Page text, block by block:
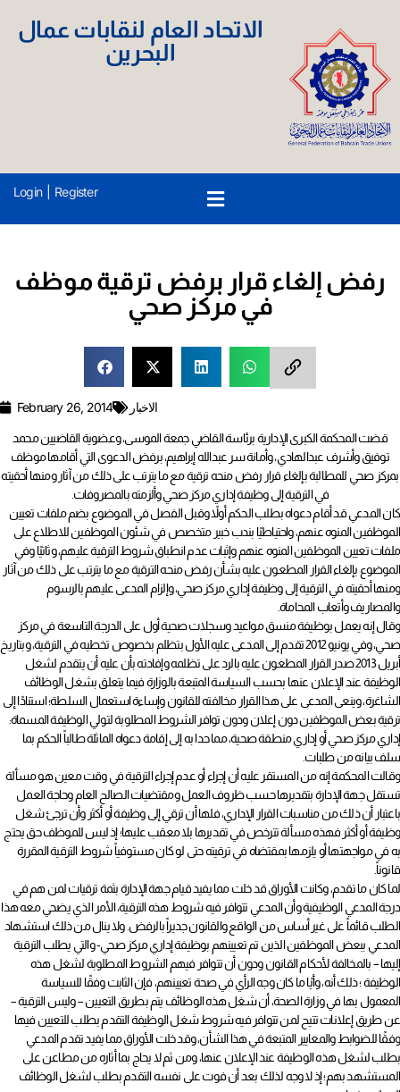
الاتحاد العام لنقابات عمال
البحرين
Login Register
رفض إلغاء قرار برفض ترقية موظف
في مركز صحي
February 26, 2014 الاخبار
قضت المحكمة الكبرى الإدارية برئاسة القاضي جمعة الموسى، وعضوية القاضيين محمد
توفيق وأشرف عبدالهادي، وأمانة سر عبدالله إبراهيم، برفض الدعوى التي أقامها موظف
بمركز صحي للمطالبة بإلغاء قرار رفض منحه ترقية مع ما يترتب على ذلك من آثار ومنها أحقيته
في الترقية إلى وظيفة إداري مركز صحي وألزمته بالمصروفات.
كان المدعي قد أقام دعواه بطلب الحكم أولاً وقبل الفصل في الموضوع بضم ملفات تعيين
الموظفين المنوه عنهم، واحتياطيًا بندب خبير متخصص في شئون الموظفين للاطلاع على
ملفات تعيين الموظفين المنوه عنهم وإثبات عدم انطباق شروط الترقية عليهم، وثانيًا وفي
الموضوع بإلغاء القرار المطعون عليه بشأن رفض منحه الترقية مع ما يترتب على ذلك من آثار
ومنها أحقيته في الترقية إلى وظيفة إداري مركز صحي، وإلزام المدعى عليهم بالرسوم
والمصاريف وأتعاب المحاماة.
وقال إنه يعمل بوظيفة منسق مواعيد وسجلات صحية أول على الدرجة التاسعة في مركز
صحي، وفي يونيو 2012 تقدم إلى المدعى عليه الأول بتظلم بخصوص تخطيه في الترقية، وبتاريخ
أبريل 2013 صدر القرار المطعون عليه بالرد على تظلمه وإفادته بأن عليه أن يتقدم لشغل
الوظيفة عند الإعلان عنها بحسب السياسة المتبعة بالوزارة فيما يتعلق بشغل الوظائف
الشاغرة، وينعى المدعى على هذا القرار مخالفته للقانون وإساءة استعمال السلطة؛ استنادًا إلى
ترقية بعض الموظفين دون إعلان ودون توافر الشروط المطلوبة لتولي الوظيفة المسماة:
إداري مركز صحي أو إداري منطقة صحية، مما حدا به إلى إقامة دعواه الماثلة طالباً الحكم بما
سلف بيانه من طلبات.
وقالت المحكمة إنه من المستقر عليه أن إجراء أو عدم إجراء الترقية في وقت معين هو مسألة
تستقل جهة الإدارة بتقديرها حسب ظروف العمل ومقتضيات الصالح العام وحاجة العمل
باعتبار أن ذلك من مناسبات القرار الإداري، فلها أن ترقي إلى وظيفة أو أكثر وأن ترجئ شغل
وظيفة أو أكثر فهذه مسألة تترخص في تقديرها بلا معقب عليها؛ إذ ليس للموظف حق يحتج
به في مواجهتها أو يلزمها بمقتضاه في ترقيته حتى لو كان مستوفياً شروط الترقية المقررة
قانوناً.
لما كان ما تقدم، وكانت الأوراق قد خلت مما يفيد قيام جهة الإدارة بثمة ترقيات لمن هم في
درجة المدعي الوظيفية وأن المدعي تتوافر فيه شروط هذه الترقية، الأمر الذي يضحي معه هذا
الطلب قائماً على غير أساس من الواقع والقانون جديراً بالرفض. ولا ينال من ذلك استشهاد
المدعي ببعض الموظفين الذين تم تعيينهم بوظيفة إداري مركز صحي- والتي يطلب الترقية
إليها – بالمخالفة لأحكام القانون ودون أن تتوافر فيهم الشروط المطلوبة لشغل هذه
الوظيفة ؛ ذلك أنه، وأيًا ما كان وجه الرأي في صحة تعيينهم، فإن الثابت وفقًا للسياسة
المعمول بها في وزارة الصحة، أن شغل هذه الوظائف يتم بطريق التعيين – وليس الترقية –
عن طريق إعلانات تتيح لمن تتوافر فيه شروط شغل الوظيفة التقدم بطلب للتعيين فيها
وفقًا للضوابط والمعايير المتبعة في هذا الشأن، وقد خلت الأوراق مما يفيد تقدم المدعي
بطلب لشغل هذه الوظيفة عند الإعلان عنها، ومن ثم لا يحاج بما أثاره من مطاعن على
المستشهد بهم؛ إذ لا وجه لذلك بعد أن فوت على نفسه التقدم بطلب لشغل الوظائف